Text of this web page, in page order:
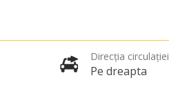
Direcția circulației
Pe dreapta